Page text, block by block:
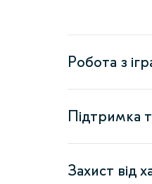
Робота з
Підтримка
Захист від